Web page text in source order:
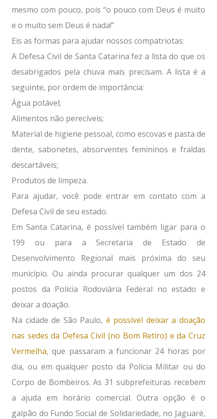
mesmo com pouco, pois “o pouco com Deus é muito
e o muito sem Deus é nada!”
Eis as formas para ajudar nossos compatriotas:
A Defesa Civil de Santa Catarina fez a lista do que os
desabrigados pela chuva mais precisam. A lista é a
seguinte, por ordem de importância:
Água potável;
Alimentos não perecíveis;
Material de higiene pessoal, como escovas e pasta de
dente, sabonetes, absorventes femininos e fraldas
descartáveis;
Produtos de limpeza.
Para ajudar, você pode entrar em contato com a
Defesa Civil de seu estado.
Em Santa Catarina, é possível também ligar para o
199 ou para a Secretaria de Estado de
Desenvolvimento Regional mais próxima do seu
município. Ou ainda procurar qualquer um dos 24
postos da Polícia Rodoviária Federal no estado e
deixar a doação.
Na cidade de São Paulo, é possível deixar a doação
nas sedes da Defesa Civil (no Bom Retiro) e da Cruz
Vermelha, que passaram a funcionar 24 horas por
dia, ou em qualquer posto da Polícia Militar ou do
Corpo de Bombeiros. As 31 subprefeituras recebem
a ajuda em horário comercial. Outra opção é o
galpão do Fundo Social de Solidariedade, no Jaguaré,